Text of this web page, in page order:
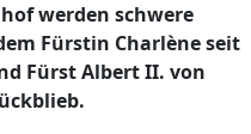
werden schwere
Fürstin Charlène seit
Fürst Albert II. von